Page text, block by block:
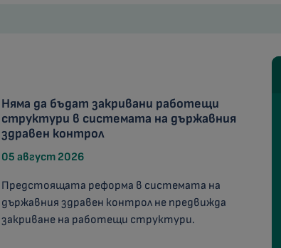
Няма да бъдат закривани работещи
структури в системата на държавния
здравен контрол
05 август 2026
Предстоящата реформа в системата на
държавния здравен контрол не предвижда
закриване на работещи структури.